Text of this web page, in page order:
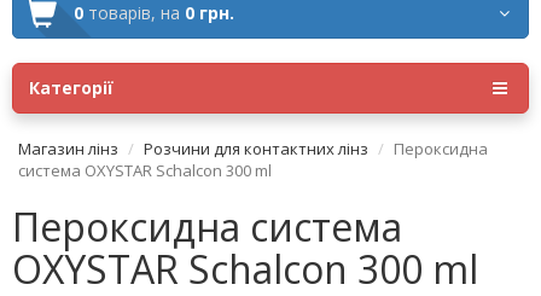
0 товарів, на 0 грн.
Категорії
Магазин лінз Розчини для контактних лінз
Пероксидна
система OXYSTAR Schalcon 300 ml
Пероксидна система
OXYSTAR Schalcon 300 ml